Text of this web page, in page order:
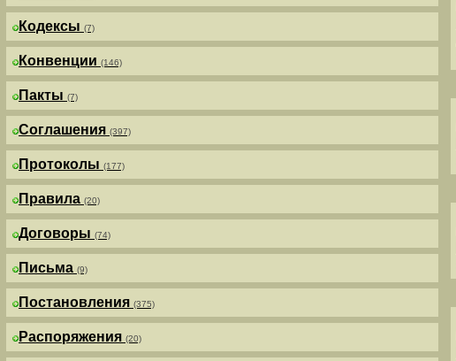
Кодексы (7)
Конвенции (146)
Пакты (7)
Соглашения (397)
Протоколы (177)
Правила (20)
Договоры (74)
Письма (9)
Постановления (375)
Распоряжения (20)